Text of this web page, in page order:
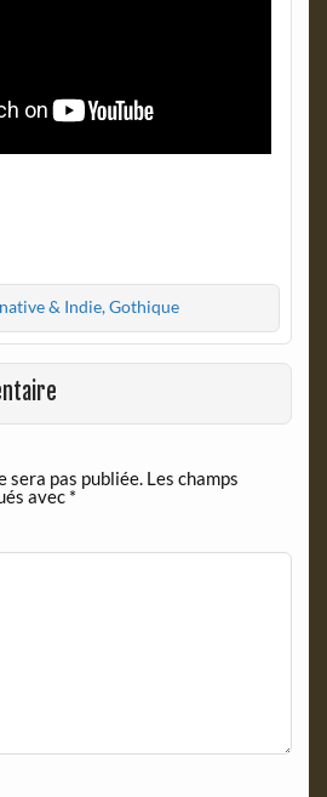
& Indie, Gothique
sera pas publiée. Les champs
avec *